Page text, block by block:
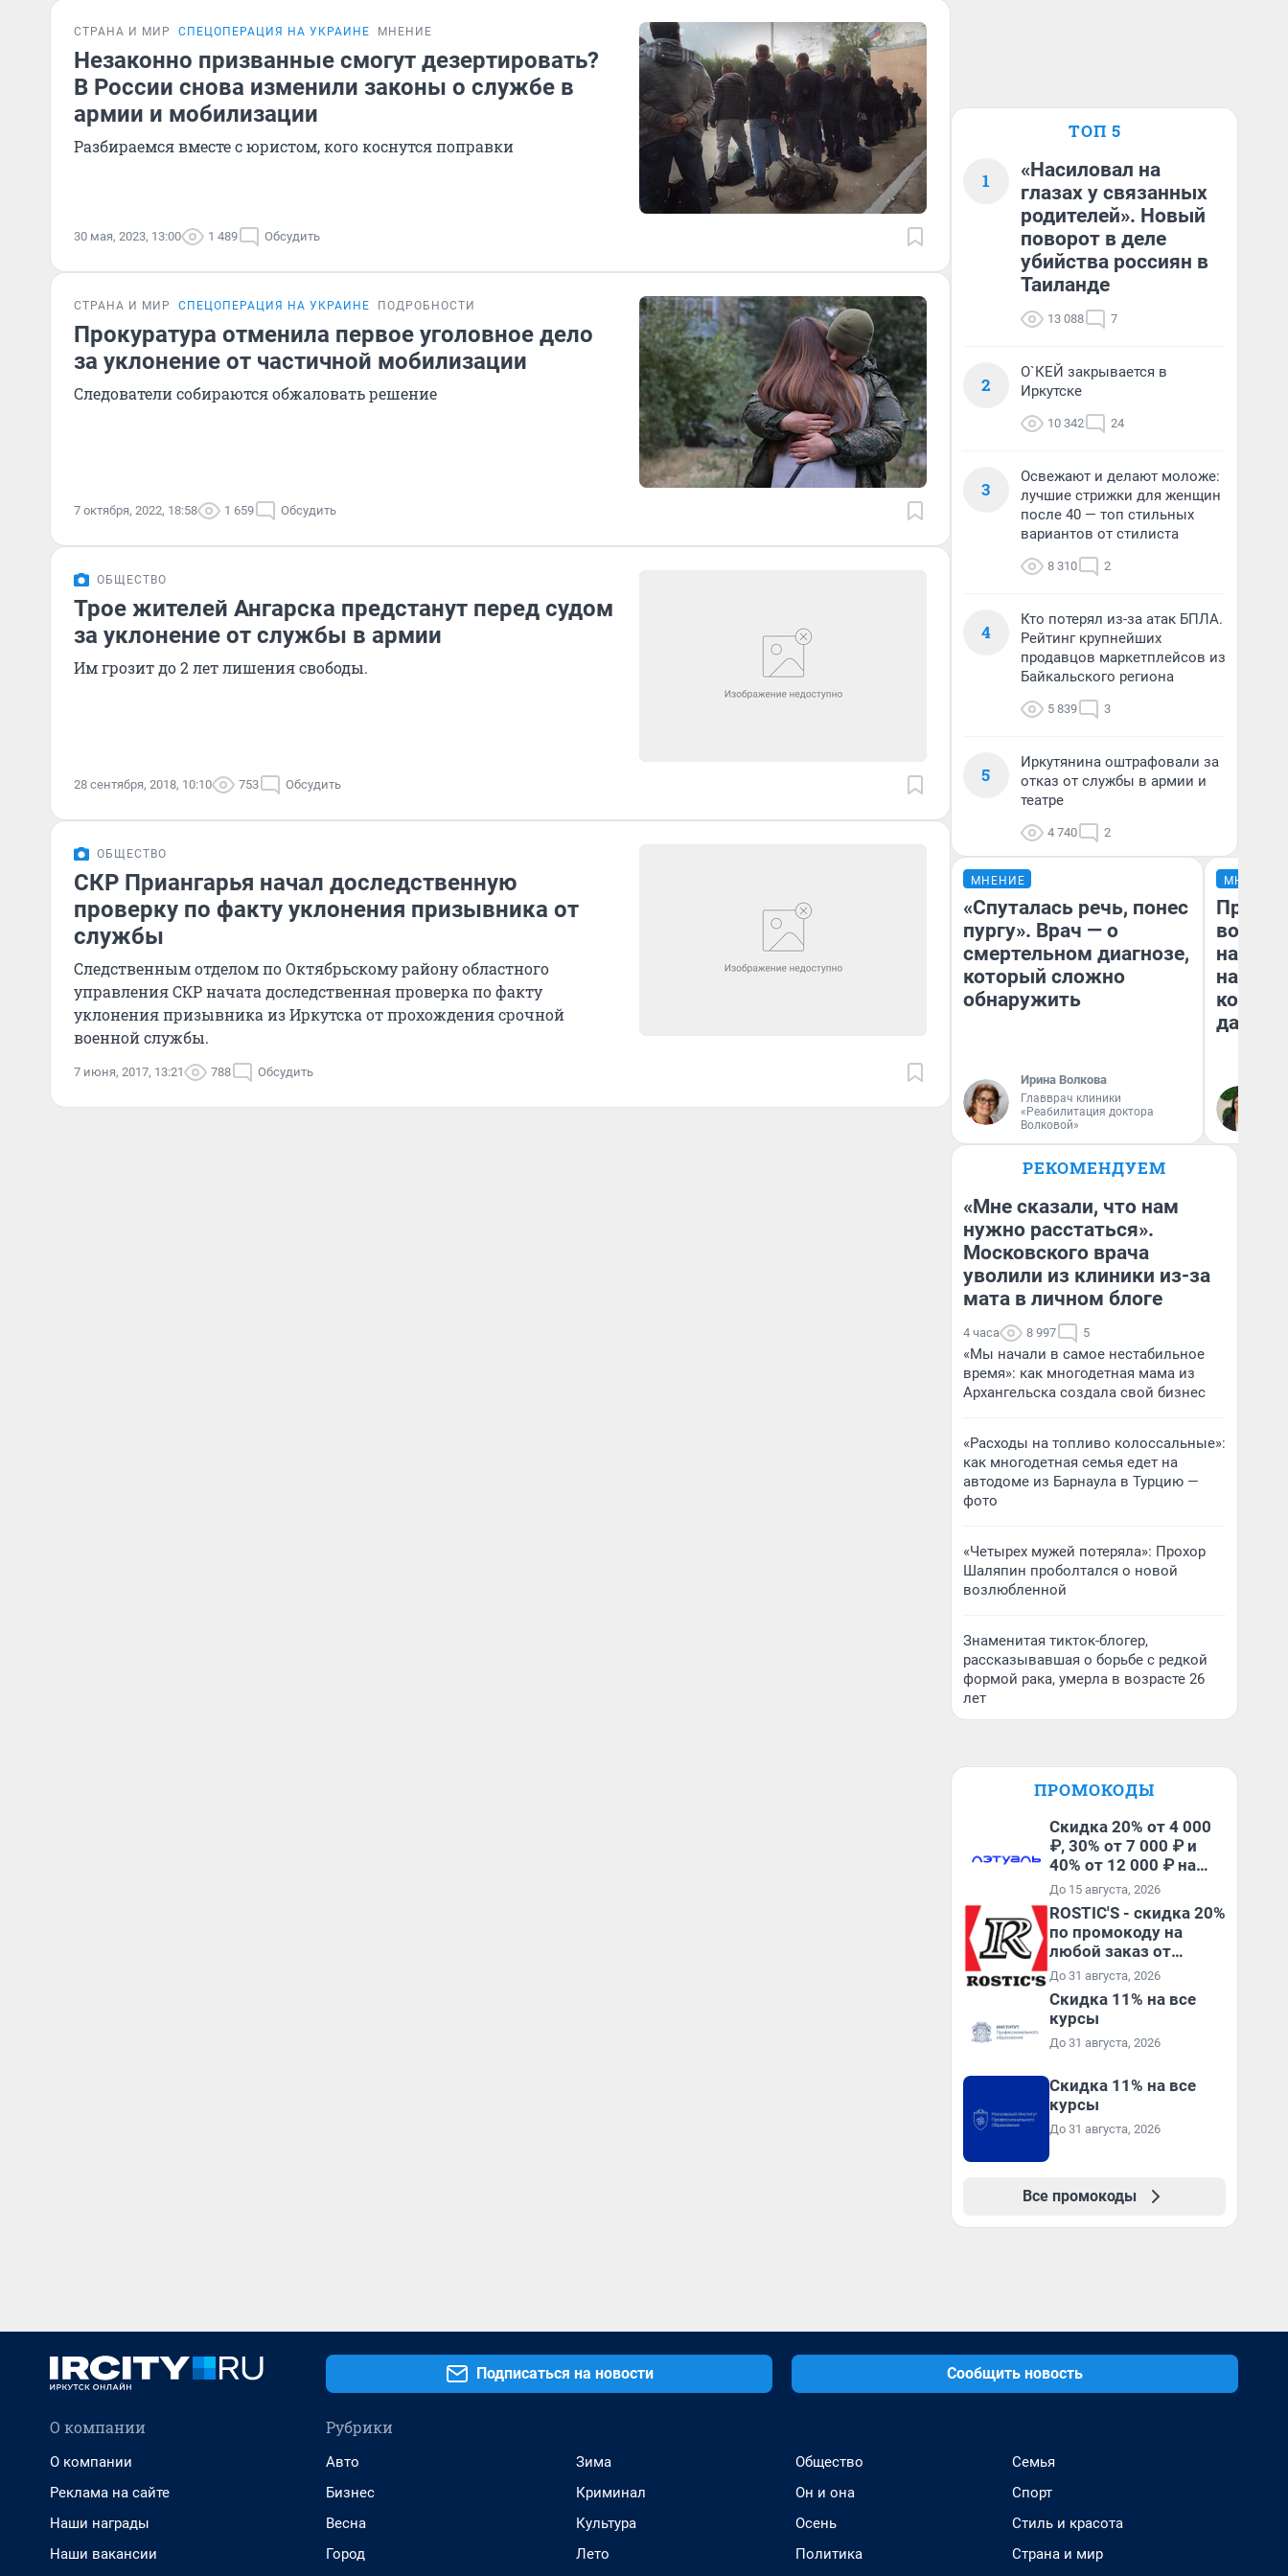
СТРАНА И МИР СПЕЦОПЕРАЦИЯ НА УКРАИНЕ МНЕНИЕ
Незаконно призванные смогут дезертировать?
В России снова изменили законы о службе в
армии и мобилизации
Разбираемся вместе с юристом, кого коснутся поправки
30 мая, 2023, 13:00 1 489 Обсудить
СТРАНА И МИР СПЕЦОПЕРАЦИЯ НА УКРАИНЕ ПОДРОБНОСТИ
Прокуратура отменила первое уголовное дело
за уклонение от частичной мобилизации
Следователи собираются обжаловать решение
7 октября, 2022, 18:58 1 659 Обсудить
ОБЩЕСТВО
Трое жителей Ангарска предстанут перед судом
за уклонение от службы в армии
Им грозит до 2 лет лишения свободы.
28 сентября, 2018, 10:10 753 Обсудить
ОБЩЕСТВО
СКР Приангарья начал доследственную
проверку по факту уклонения призывника от
службы
Следственным отделом по Октябрьскому району областного
управления СКР начата доследственная проверка по факту
уклонения призывника из Иркутска от прохождения срочной
военной службы.
7 июня, 2017, 13:21 788 Обсудить
ТОП 5
1
«Насиловал на
глазах у связанных
родителей». Новый
поворот в деле
убийства россиян в
Таиланде
13 088 7
2
О`КЕЙ закрывается в
Иркутске
10 342 24
3
Освежают и делают моложе:
лучшие стрижки для женщин
после 40 — топ стильных
вариантов от стилиста
8 310 2
4
Кто потерял из-за атак БПЛА.
Рейтинг крупнейших
продавцов маркетплейсов из
Байкальского региона
5 839 3
5
Иркутянина оштрафовали за
отказ от службы в армии и
театре
4 740 2
МНЕНИЕ
«Спуталась речь, понес
пургу». Врач — о
смертельном диагнозе,
который сложно
обнаружить
Ирина Волкова
Главврач клиники
«Реабилитация доктора
Волковой»
МНЕНИЕ
нам
даже
РЕКОМЕНДУЕМ
«Мне сказали, что нам
нужно расстаться».
Московского врача
уволили из клиники из-за
мата в личном блоге
4 часа 8 997 5
«Мы начали в самое нестабильное
время»: как многодетная мама из
Архангельска создала свой бизнес
«Расходы на топливо колоссальные»:
как многодетная семья едет на
автодоме из Барнаула в Турцию —
фото
«Четырех мужей потеряла»: Прохор
Шаляпин проболтался о новой
возлюбленной
Знаменитая тикток-блогер,
рассказывавшая о борьбе с редкой
формой рака, умерла в возрасте 26
лет
ПРОМОКОДЫ
Скидка 20% от 4 000
₽, 30% от 7 000 ₽ и
40% от 12 000 ₽ на
первый и все
повторные заказы по
промокоду ТРЕНД
До 15 августа, 2026
ROSTIC'S - скидка 20%
по промокоду на
любой заказ от
3199₽!
До 31 августа, 2026
Скидка 11% на все
курсы
До 31 августа, 2026
Скидка 11% на все
курсы
До 31 августа, 2026
Все промокоды
Подписаться на новости Сообщить новость
О компании
О компании
Реклама на сайте
Наши награды
Наши вакансии
Рубрики
Авто
Бизнес
Весна
Город
Зима
Криминал
Культура
Лето
Общество
Он и она
Осень
Политика
Семья
Спорт
Стиль и красота
Страна и мир